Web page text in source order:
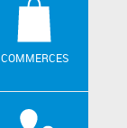
COMMERCES